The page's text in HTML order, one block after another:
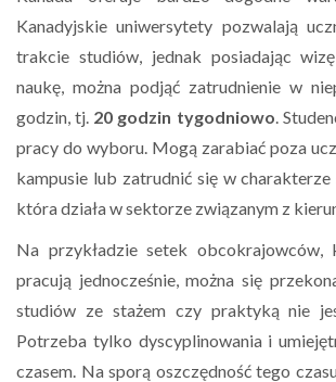
Kanadyjskie uniwersytety pozwalają
trakcie studiów, jednak posiadając
naukę, można podjąć zatrudnienie w
godzin, tj. 20 godzin tygodniowo .
pracy do wyboru. Mogą zarabiać poza
kampusie lub zatrudnić się w
która działa w sektorze związanym z
Na przykładzie setek
pracują jednocześnie, można się
studiów ze stażem czy praktyką nie
Potrzeba tylko dyscyplinowania i
czasem. Na sporą oszczędność tego